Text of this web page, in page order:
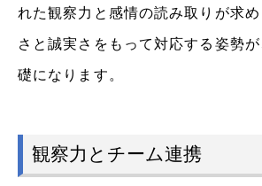
れた観察力と感情の読み取りが求
さと誠実さをもって対応する姿勢
礎になります。
観察力とチーム連携